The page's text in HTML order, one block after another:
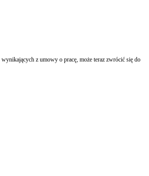
z umowy o pracę, może teraz zwrócić się do